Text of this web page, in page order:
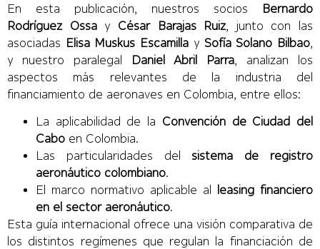
En esta publicación, nuestros socios
Bernardo
Rodríguez Ossay César Barajas Ruiz, junto con las
asociadas Elisa Muskus Escamilla y Sofía Solano Bilbao,
y nuestro paralegal
Daniel Abril Parra, analizan los
aspectos más relevantes de la industria del
financiamiento de aeronaves en Colombia, entre ellos:
La aplicabilidad de la Convención de Ciudad del
Cabo en Colombia.
Las particularidades del sistema de registro
aeronáutico colombiano.
El marco normativo aplicable al
leasing financiero
en el sector aeronáutico.
Esta guía internacional ofrece una visión comparativa de
los distintos regímenes que regulan la financiación de